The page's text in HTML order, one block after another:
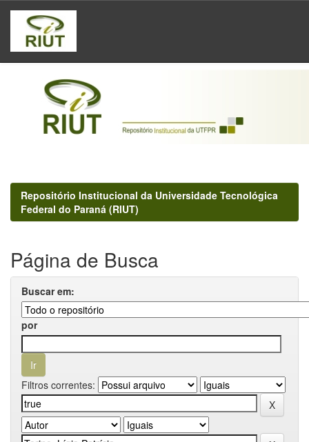
Skip
navigation
Repositório Institucional da Universidade Tecnológica
Federal do Paraná (RIUT)
Página de Busca
Buscar em:
por
Filtros correntes: